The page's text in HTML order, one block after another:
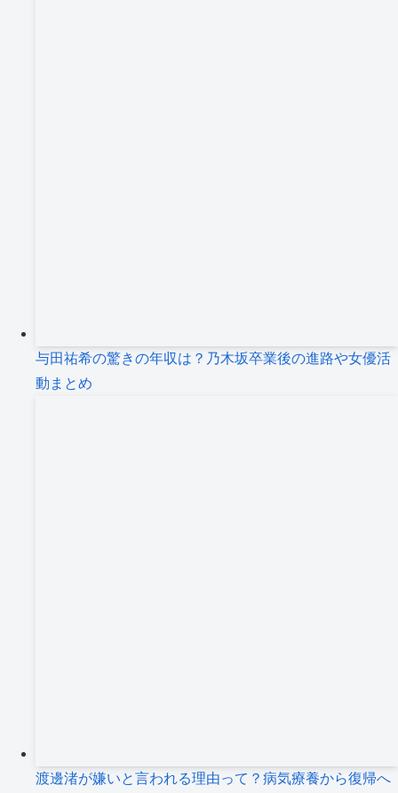
与田祐希の驚きの年収は？乃木坂卒業後の進路や女優活
動まとめ
渡邊渚が嫌いと言われる理由って？病気療養から復帰へ